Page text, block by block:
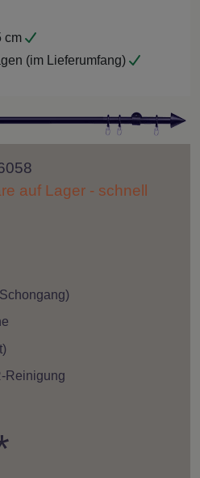
cm
(im Lieferumfang)
auf Lager - schnell
Reinigung